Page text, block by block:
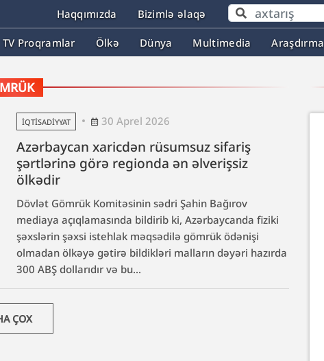
Haqqımızda Bizimlə əlaqə
TV Proqramlar Ölkə Dünya Multimedia Araşdırma
İQTISADIYYAT 30 Aprel 2026
Azərbaycan xaricdən rüsumsuz sifariş
şərtlərinə görə regionda ən əlverişsiz
ölkədir
Dövlət Gömrük Komitəsinin sədri Şahin Bağırov
mediaya açıqlamasında bildirib ki, Azərbaycanda fiziki
şəxslərin şəxsi istehlak məqsədilə gömrük ödənişi
olmadan ölkəyə gətirə bildikləri malların dəyəri hazırda
300 ABŞ dollarıdır və bu...
ÇOX